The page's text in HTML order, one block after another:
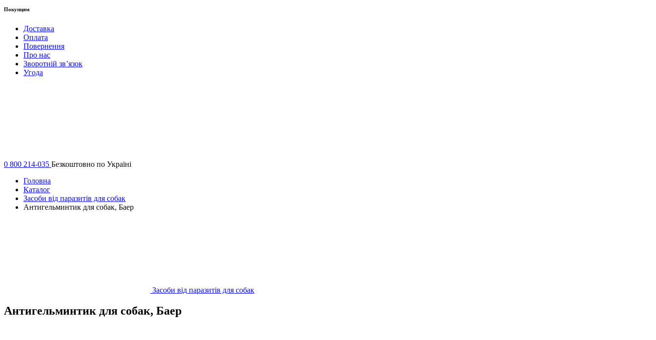
Покупцям
Доставка
Оплата
Повернення
Про нас
Зворотній зв’язок
Угода
0 800 214-035 Безкоштовно по Україні
Головна
Каталог
Засоби від паразитів для собак
Антигельминтик для собак, Баер
Засоби від паразитів для собак
Антигельминтик для собак, Баер